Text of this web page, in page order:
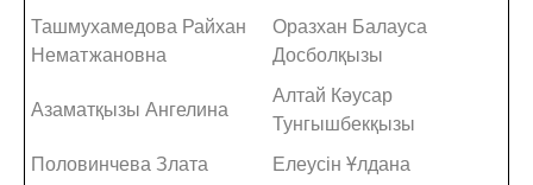
Ташмухамедова Райхан
Нематжановна
Оразхан Балауса
Досболқызы
Азаматқызы Ангелина
Алтай Кәусар
Тунгышбекқызы
Половинчева Злата
Елеусін Ұлдана